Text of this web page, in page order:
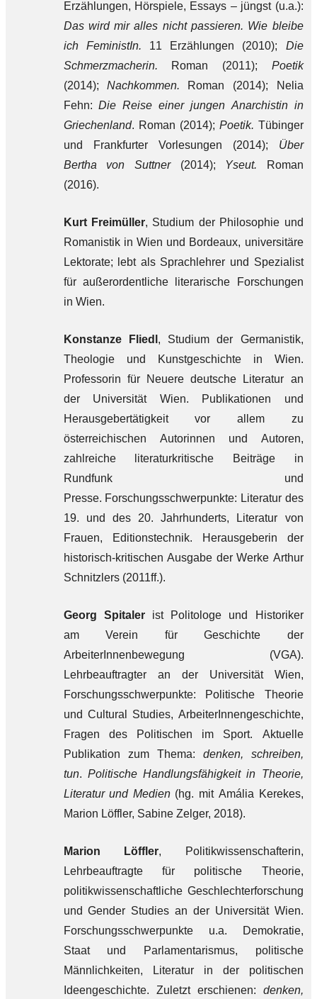
Erzählungen, Hörspiele, Essays – jüngst (u.a.):
Das wird mir alles nicht passieren. Wie bleibe
ich FeministIn. 11 Erzählungen (2010); Die
Schmerzmacherin. Roman (2011); Poetik
(2014); Nachkommen. Roman (2014); Nelia
Fehn: Die Reise einer jungen Anarchistin in
Griechenland. Roman (2014); Poetik. Tübinger
und Frankfurter Vorlesungen (2014); Über
Bertha von Suttner (2014); Yseut. Roman
(2016).
Kurt Freimüller, Studium der Philosophie und
Romanistik in Wien und Bordeaux, universitäre
Lektorate; lebt als Sprachlehrer und Spezialist
für außerordentliche literarische Forschungen
in Wien.
Konstanze Fliedl , Studium der Germanistik,
Theologie und Kunstgeschichte in Wien.
Professorin für Neuere deutsche Literatur an
der Universität Wien. Publikationen und
Herausgebertätigkeit vor allem zu
österreichischen Autorinnen und Autoren,
zahlreiche literaturkritische Beiträge in
Rundfunk und
Presse. Forschungsschwerpunkte: Literatur des
19. und des 20. Jahrhunderts, Literatur von
Frauen, Editionstechnik. Herausgeberin der
historisch-kritischen Ausgabe der Werke Arthur
Schnitzlers (2011ff.).
Georg Spitalerist Politologe und Historiker
am Verein für Geschichte der
ArbeiterInnenbewegung (VGA).
Lehrbeauftragter an der Universität Wien,
Forschungsschwerpunkte: Politische Theorie
und Cultural Studies, ArbeiterInnengeschichte,
Fragen des Politischen im Sport. Aktuelle
Publikation zum Thema: denken, schreiben,
tun. Politische Handlungsfähigkeit in Theorie,
Literatur und Medien(hg. mit Amália Kerekes,
Marion Löffler, Sabine Zelger, 2018).
Marion Löffler, Politikwissenschafterin,
Lehrbeauftragte für politische Theorie,
politikwissenschaftliche Geschlechterforschung
und Gender Studies an der Universität Wien.
Forschungsschwerpunkte u.a. Demokratie,
Staat und Parlamentarismus, politische
Männlichkeiten, Literatur in der politischen
Ideengeschichte. Zuletzt erschienen: denken,